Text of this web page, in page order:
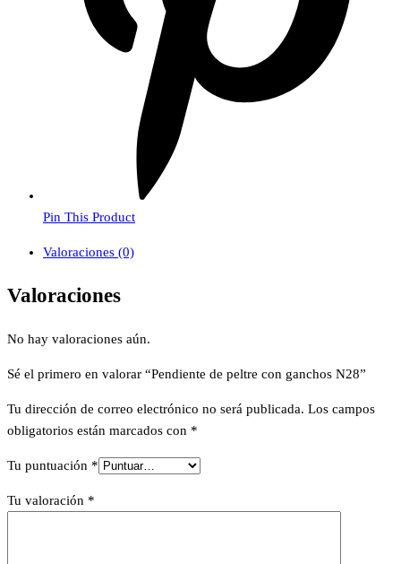
Pin This Product
Valoraciones (0)
Valoraciones
No hay valoraciones aún.
Sé el primero en valorar “Pendiente de peltre con ganchos N28”
Tu dirección de correo electrónico no será publicada. Los campos
obligatorios están marcados con *
Tu puntuación *
Tu valoración *